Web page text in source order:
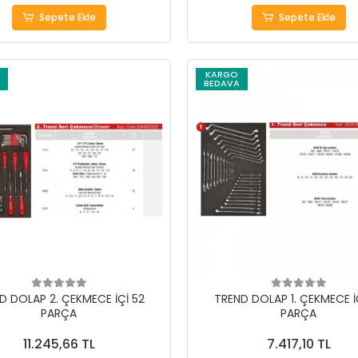
Sepete Ekle Sepete Ekle
DOLAP 2. ÇEKMECE İÇİ 52
PARÇA
11.245,66 TL
KARGO
BEDAVA
TREND DOLAP 1. ÇEKMECE
PARÇA
7.417,10 TL